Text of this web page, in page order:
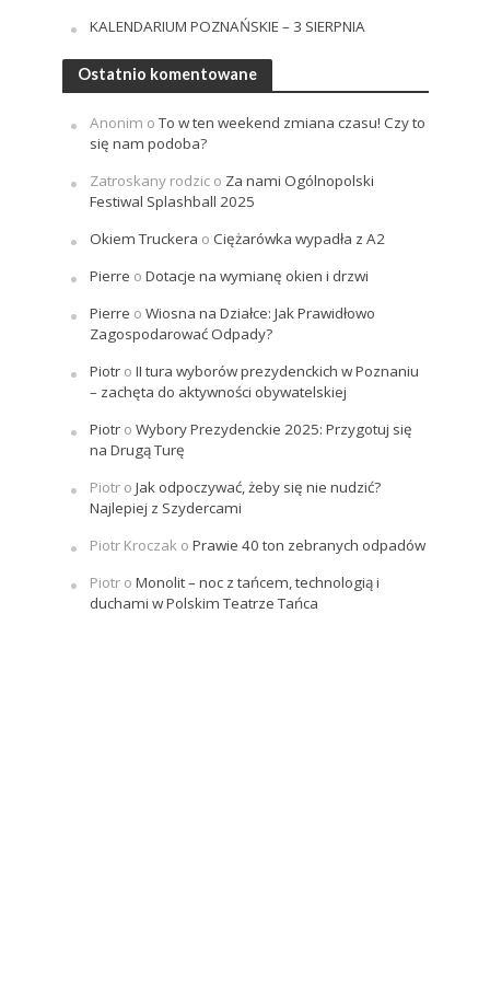
KALENDARIUM POZNAŃSKIE – 3 SIERPNIA
Ostatnio komentowane
Anonim oTo w ten weekend zmiana czasu! Czy to
się nam podoba?
Zatroskany rodzico Za nami Ogólnopolski
Festiwal Splashball 2025
Okiem Truckera o Ciężarówka wypadła z A2
Pierre o Dotacje na wymianę okien i drzwi
Pierre o Wiosna na Działce: Jak Prawidłowo
Zagospodarować Odpady?
Piotro II tura wyborów prezydenckich w Poznaniu
– zachęta do aktywności obywatelskiej
Piotro Wybory Prezydenckie 2025: Przygotuj się
na Drugą Turę
Piotro Jak odpoczywać, żeby się nie nudzić?
Najlepiej z Szydercami
Piotr Kroczako Prawie 40 ton zebranych odpadów
Piotro Monolit – noc z tańcem, technologią i
duchami w Polskim Teatrze Tańca